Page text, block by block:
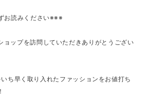
お読みください※※※
ョップを訪問していただきありがとうござい
ち早く取り入れたファッションをお値打ち